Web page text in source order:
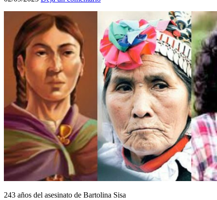
243 años del asesinato de Bartolina Sisa